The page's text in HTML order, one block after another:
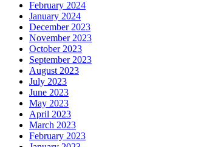
February 2024
January 2024
December 2023
November 2023
October 2023
September 2023
August 2023
July 2023
June 2023
May 2023
April 2023
March 2023
February 2023